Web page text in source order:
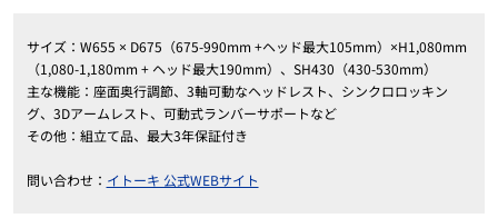
サイズ：W655 × D675（675-990mm +ヘッド最大105mm）×H1,080mm
（1,080-1,180mm + ヘッド最大190mm）、SH430（430-530mm）
主な機能：座面奥行調節、3軸可動なヘッドレスト、シンクロロッキン
グ、3Dアームレスト、可動式ランバーサポートなど
その他：組立て品、最大3年保証付き
問い合わせ： イトーキ 公式WEBサイト